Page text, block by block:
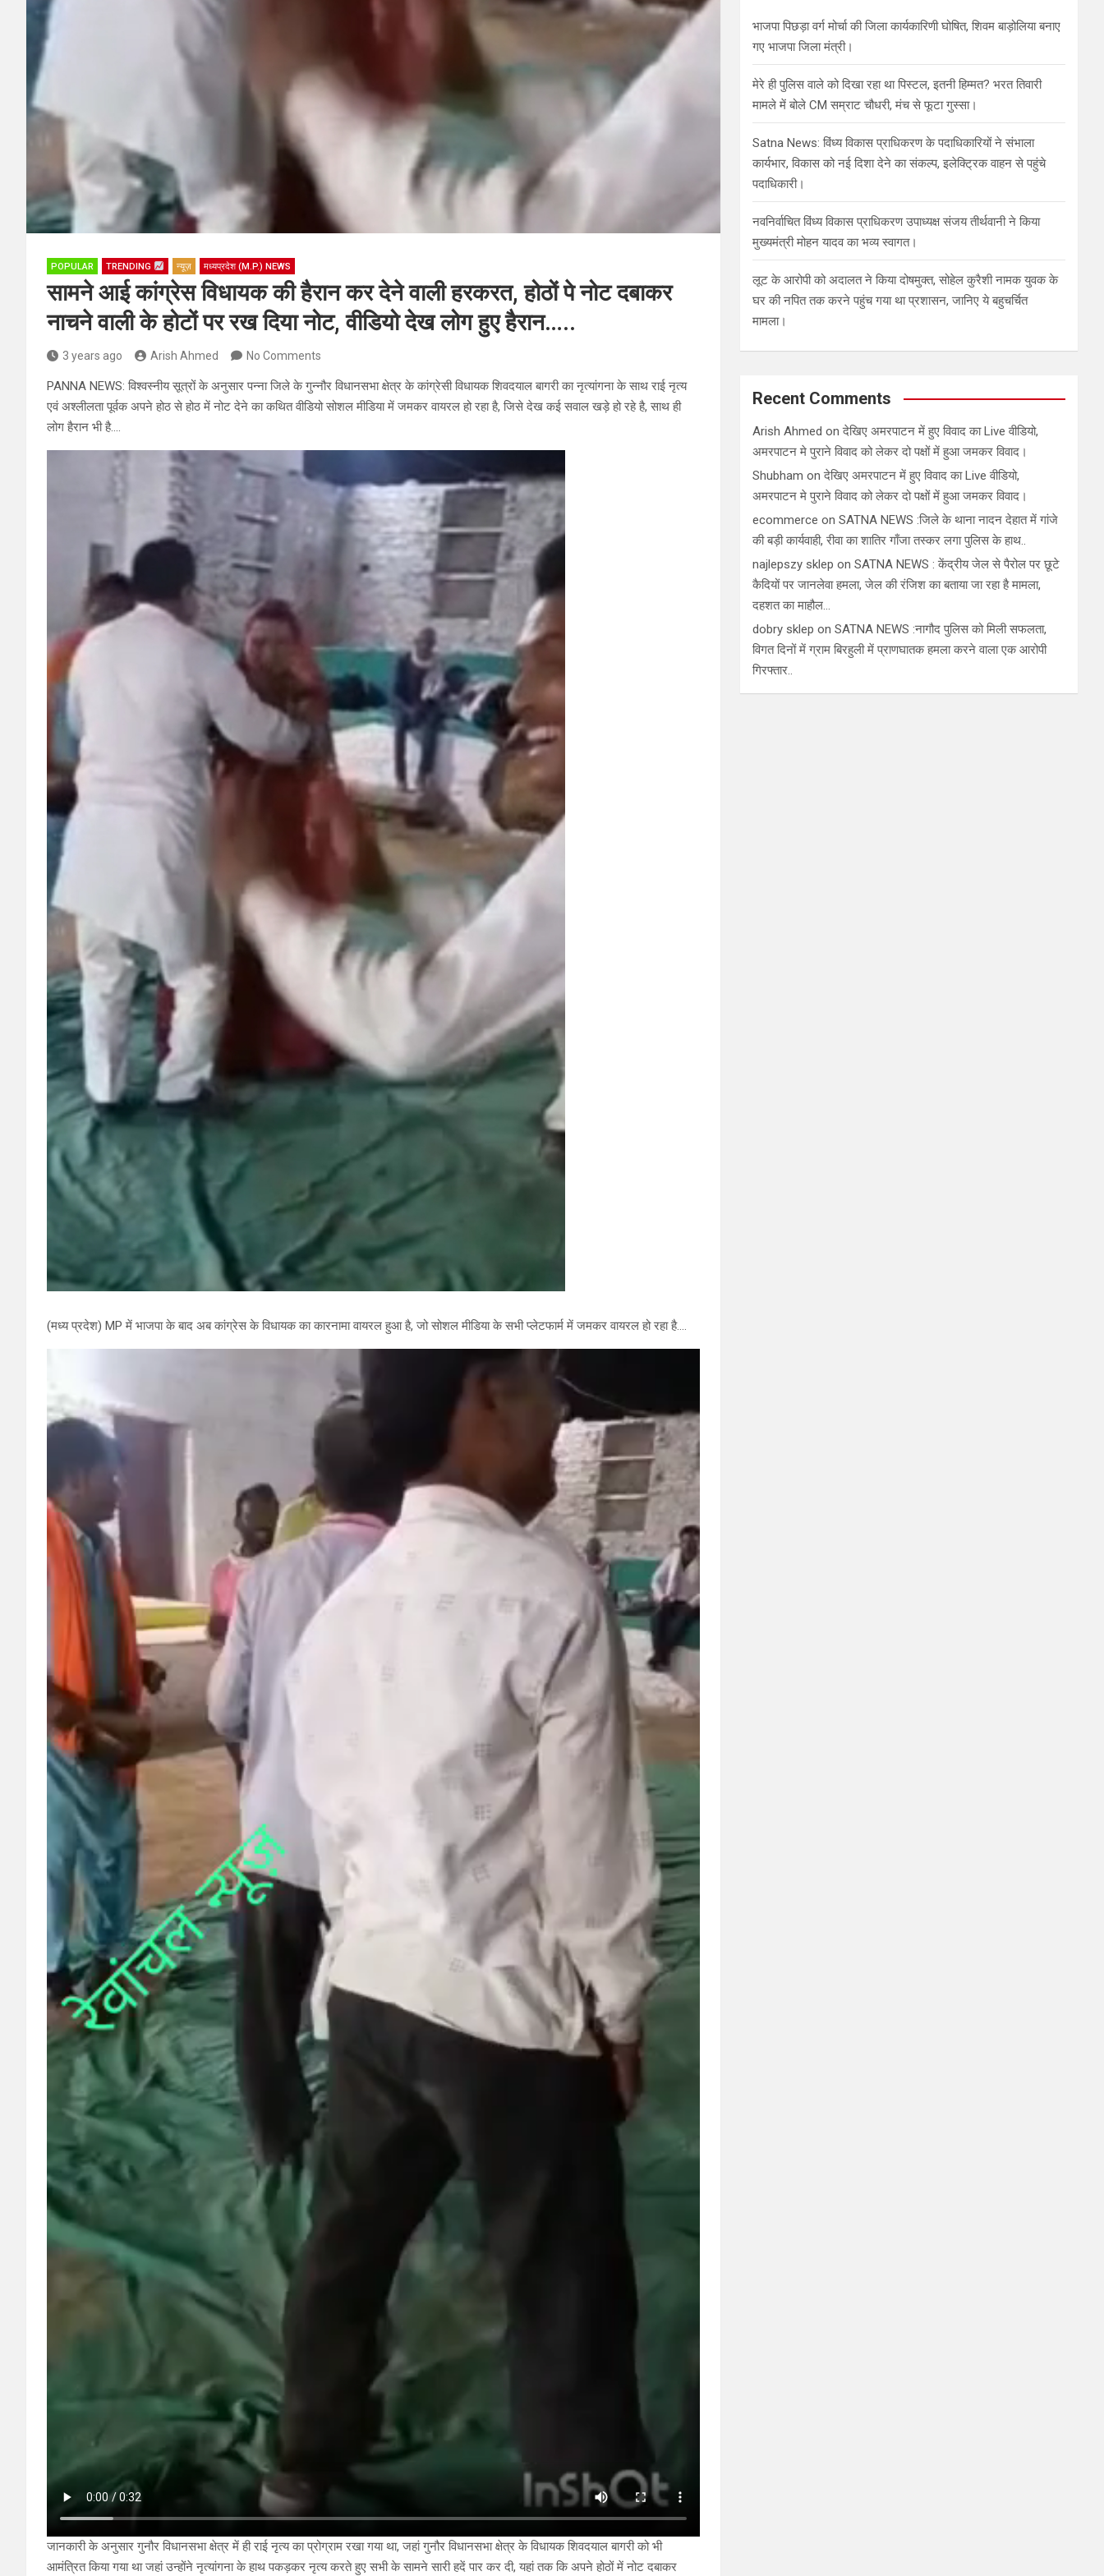
POPULAR TRENDING न्यूज़ मध्यप्रदेश (M.P.) NEWS
सामने आई कांग्रेस विधायक की हैरान कर देने वाली हरकरत, होठों पे नोट दबाकर
नाचने वाली के होटों पर रख दिया नोट, वीडियो देख लोग हुए हैरान…..
3 years ago Arish Ahmed No Comments
PANNA NEWS: विश्वस्नीय सूत्रों के अनुसार पन्ना जिले के गुन्नौर विधानसभा क्षेत्र के कांग्रेसी विधायक शिवदयाल बागरी का नृत्यांगना के साथ राई नृत्य
एवं अश्लीलता पूर्वक अपने होठ से होठ में नोट देने का कथित वीडियो सोशल मीडिया में जमकर वायरल हो रहा है, जिसे देख कई सवाल खड़े हो रहे है, साथ ही
लोग हैरान भी है….
(मध्य प्रदेश) MP में भाजपा के बाद अब कांग्रेस के विधायक का कारनामा वायरल हुआ है, जो सोशल मीडिया के सभी प्लेटफार्म में जमकर वायरल हो रहा है….
जानकारी के अनुसार गुनौर विधानसभा क्षेत्र में ही राई नृत्य का प्रोग्राम रखा गया था, जहां गुनौर विधानसभा क्षेत्र के विधायक शिवदयाल बागरी को भी
आमंत्रित किया गया था जहां उन्होंने नृत्यांगना के हाथ पकड़कर नृत्य करते हुए सभी के सामने सारी हदें पार कर दी, यहां तक कि अपने होठों में नोट दबाकर
भाजपा पिछड़ा वर्ग मोर्चा की जिला कार्यकारिणी घोषित, शिवम बाड़ोलिया बनाए
गए भाजपा जिला मंत्री।
मेरे ही पुलिस वाले को दिखा रहा था पिस्टल, इतनी हिम्मत? भरत तिवारी
मामले में बोले CM सम्राट चौधरी, मंच से फूटा गुस्सा।
Satna News: विंध्य विकास प्राधिकरण के पदाधिकारियों ने संभाला
कार्यभार, विकास को नई दिशा देने का संकल्प, इलेक्ट्रिक वाहन से पहुंचे
पदाधिकारी।
नवनिर्वाचित विंध्य विकास प्राधिकरण उपाध्यक्ष संजय तीर्थवानी ने किया
मुख्यमंत्री मोहन यादव का भव्य स्वागत।
लूट के आरोपी को अदालत ने किया दोषमुक्त, सोहेल कुरैशी नामक युवक के
घर की नपित तक करने पहुंच गया था प्रशासन, जानिए ये बहुचर्चित
मामला।
Recent Comments
Arish Ahmed onदेखिए अमरपाटन में हुए विवाद का Live वीडियो,
अमरपाटन मे पुराने विवाद को लेकर दो पक्षों में हुआ जमकर विवाद।
Shubham onदेखिए अमरपाटन में हुए विवाद का Live वीडियो,
अमरपाटन मे पुराने विवाद को लेकर दो पक्षों में हुआ जमकर विवाद।
ecommerce onSATNA NEWS :जिले के थाना नादन देहात में गांजे
की बड़ी कार्यवाही, रीवा का शातिर गाँजा तस्कर लगा पुलिस के हाथ..
najlepszy sklep onSATNA NEWS : केंद्रीय जेल से पैरोल पर छूटे
कैदियों पर जानलेवा हमला, जेल की रंजिश का बताया जा रहा है मामला,
दहशत का माहौल…
dobry sklep onSATNA NEWS :नागौद पुलिस को मिली सफलता,
विगत दिनों में ग्राम बिरहुली में प्राणघातक हमला करने वाला एक आरोपी
गिरफ्तार..